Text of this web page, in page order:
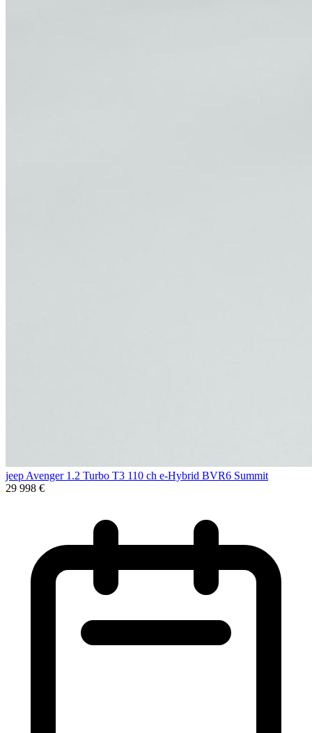
jeep Avenger 1.2 Turbo T3 110 ch e-Hybrid BVR6 Summit
29 998 €